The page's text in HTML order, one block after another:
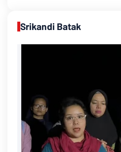
Srikandi Batak